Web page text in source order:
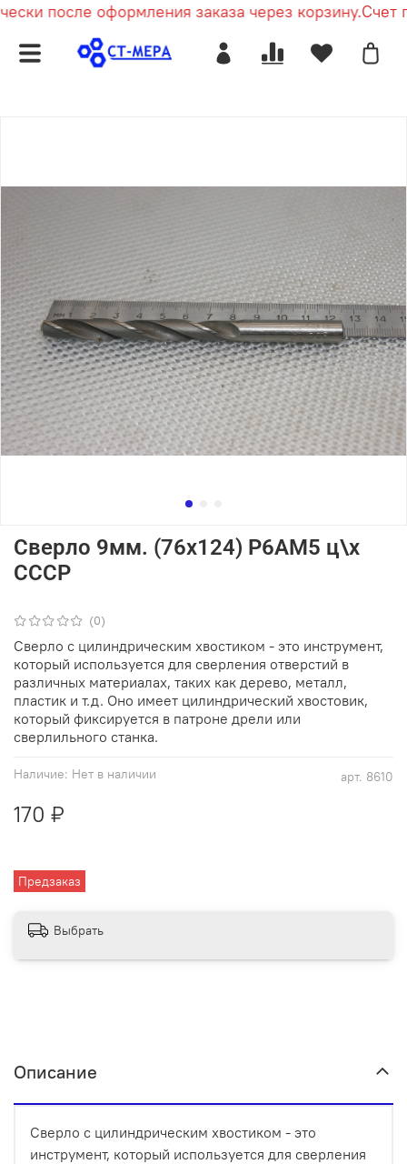
после оформления заказа через корзину.Счет
(0)
арт. 8610
Наличие: Нет в наличии
Предзаказ
Сверло 9мм. (76х124) Р6АМ5 ц\х
СССР
170 ₽
Сверло с цилиндрическим хвостиком - это инструмент,
который используется для сверления отверстий в
различных материалах, таких как дерево, металл,
пластик и т.д. Оно имеет цилиндрический хвостовик,
который фиксируется в патроне дрели или
сверлильного станка.
Выбрать
Описание
Сверло с цилиндрическим хвостиком - это
инструмент, который используется для сверления